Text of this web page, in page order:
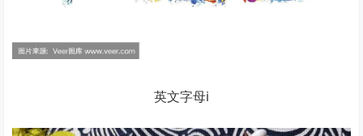
英文字母i